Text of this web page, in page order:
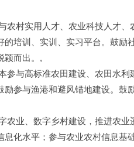
农村实用人才、农业科技人才
培训、实训、实习平台。鼓励
颖而出。,
参与高标准农田建设、农田水
参与渔港和避风锚地建设。鼓
农业、数字乡村建设，推进农
化水平；参与农业农村信息基